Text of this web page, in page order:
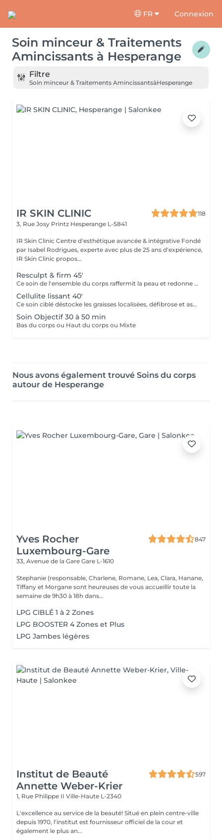
FR Connexion
Soin minceur & Traitements
Amincissants à Hesperange
Filtre
Soin minceur & Traitements AmincissantsàHesperange
IR SKIN CLINIC
118
3, Rue Josy Printz Hesperange L-5841
IR Skin Clinic Centre d'esthétique avancée & intégrative Fondé
par Isabel Rodrigues, experte avec plus de 25 ans d'expérience,
IR Skin Clinic propos...
Resculpt & firm 45'
Ce soin de l'ensemble du corps raffermit la peau et redonne du galbe aux courbes pour retrouver une silhouette resculptée et plus ferme tout en procurant un grand moment de bien être.
Cellulite lissant 40'
Ce soin ciblé déstocke les graisses localisées, défibrose et assouplit les tissus pour traiter efficacement la cellulite adipeuse et fibreuse tout en procurant un grand moment de bien être.
Soin Objectif 30 à 50 min
Bas du corps ou Haut du corps ou Mixte
Nous avons également trouvé Soins du corps
autour de Hesperange
Yves Rocher
Luxembourg-Gare
847
33, Avenue de la Gare Gare L-1610
Stephanie (responsable, Charlene, Romane, Lea, Clara, Hanane,
Tiffany et Morgane sont heureuses de vous accueillir toute la
semaine de 9h30 à 18h dans...
LPG CIBLÉ 1 à 2 Zones
LPG BOOSTER 4 Zones et Plus
LPG Jambes légères
Institut de Beauté
Annette Weber-Krier
597
1, Rue Philippe II Ville-Haute L-2340
L'excellence au service de la beauté! Situé en plein centre-ville
depuis 1970, l'institut est fournisseur officiel de la cour et
également le plus an...